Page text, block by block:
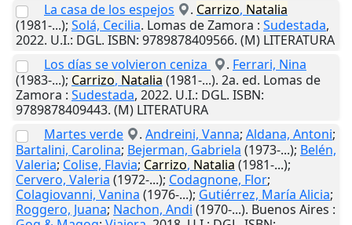
La casa de los espejos
. Carrizo, Natalia
(1981-...); Solá, Cecilia. Lomas de Zamora : Sudestada,
2022. U.I.: DGL. ISBN: 9789878409566. (M) LITERATURA
Los días se volvieron ceniza
. Ferrari, Nina
(1983-...); Carrizo, Natalia (1981-...). 2a. ed. Lomas de
Zamora : Sudestada, 2022. U.I.: DGL. ISBN:
9789878409443. (M) LITERATURA
Martes verde
. Andreini, Vanna; Aldana, Antoni;
Bartalini, Carolina; Bejerman, Gabriela (1973-...); Belén,
Valeria; Colise, Flavia; Carrizo, Natalia (1981-...);
Cervero, Valeria (1972-...); Codagnone, Flor;
Colagiovanni, Vanina (1976-...); Gutiérrez, María Alicia;
Roggero, Juana; Nachon, Andi (1970-...). Buenos Aires :